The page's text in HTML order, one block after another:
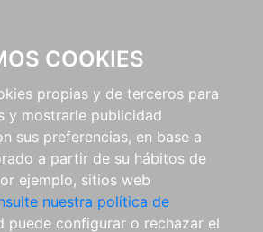
COOKIES
propias y de terceros para
y mostrarle publicidad
sus preferencias, en base a
a partir de su hábitos de
ejemplo, sitios web
nuestra política de
puede configurar o rechazar el